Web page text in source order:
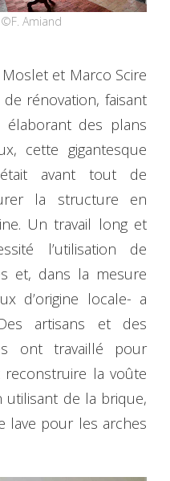
Amiand
et Marco Scire
rénovation, faisant
élaborant des plans
cette gigantesque
avant tout de
la structure en
Un travail long et
l’utilisation de
et, dans la mesure
d’origine locale- a
artisans et des
ont travaillé pour
la voûte
de la brique,
lave pour les arches